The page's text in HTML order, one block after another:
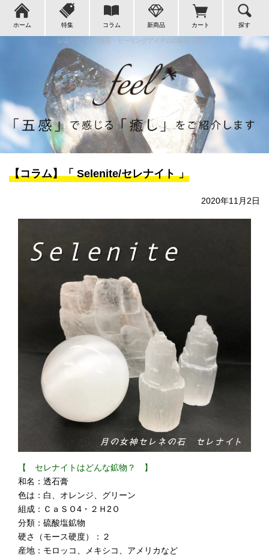
レムリアン・天然石・ヒーリングアイテムの販売【feel】
ホーム 特集 コラム 新商品 カート 探す
【コラム】「 Selenite/セレナイト 」
2020年11月2日
【 セレナイトはどんな鉱物？ 】
和名：透石膏
色は：白、オレンジ、グリーン
組成：ＣａＳＯ4・２Ｈ2Ｏ
分類：硫酸塩鉱物
硬さ（モース硬度）：２
産地：モロッコ、メキシコ、アメリカなど